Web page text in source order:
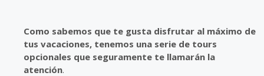
Como sabemos que te gusta disfrutar al máximo de
tus vacaciones, tenemos una serie de tours
opcionales que seguramente te llamarán la
atención.